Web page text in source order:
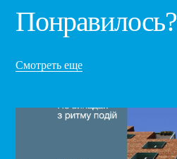
Понравилось?
Смотреть еще